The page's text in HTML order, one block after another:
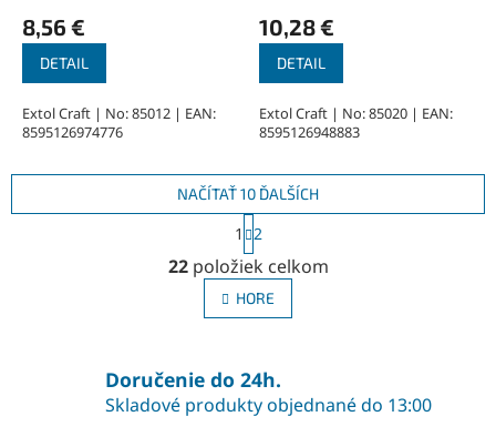
8,56 €
DETAIL
Extol Craft | No: 85012 | EAN:
8595126974776
10,28 €
DETAIL
Extol Craft | No: 85020 | EAN:
8595126948883
O
v
l
á
c
i
e
NAČÍTAŤ 10 ĎALŠÍCH
S
t
r
á
n
k
a
n
i
1 2
22položiek celkom
HORE
Doručenie do 24h.
Skladové produkty objednané do 13:00